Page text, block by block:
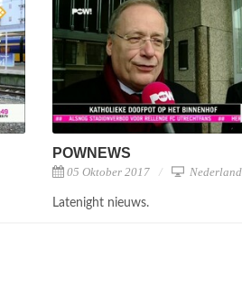
POWNEWS
05 Oktober 2017
Latenight nieuws.